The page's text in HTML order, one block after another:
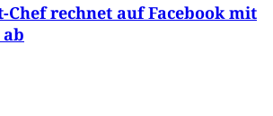
rechnet auf Facebook mit